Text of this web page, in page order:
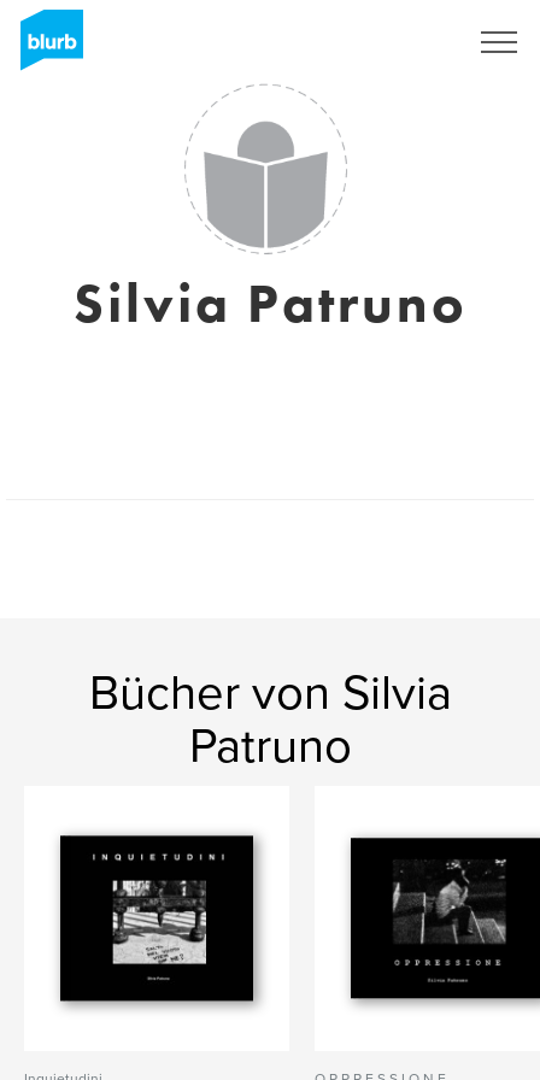
Silvia Patruno
Bücher von Silvia
Patruno